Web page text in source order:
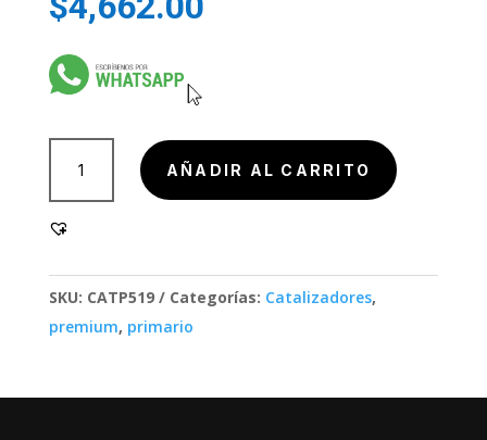
cantidad
AÑADIR AL CARRITO
SKU: CATP519 Categorías: Catalizadores,
premium, primario